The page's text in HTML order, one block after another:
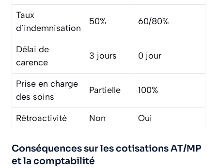
Taux
d’indemnisation
50% 60/80%
Délai de
carence
3 jours 0 jour
Prise en charge
des soins
Partielle 100%
Rétroactivité Non Oui
Conséquences sur les cotisations AT/MP
et la comptabilité